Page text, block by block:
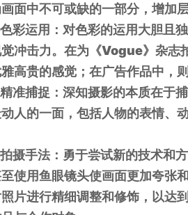
面中不可或缺的一部分，增加
彩运用：对色彩的运用大胆且
冲击力。在为《Vogue》杂志
高贵的感觉；在广告作品中，
准捕捉：深知摄影的本质在于
人的一面，包括人物的表情、
摄手法：勇于尝试新的技术和
使用鱼眼镜头使画面更加夸张
片进行精细调整和修饰，以达